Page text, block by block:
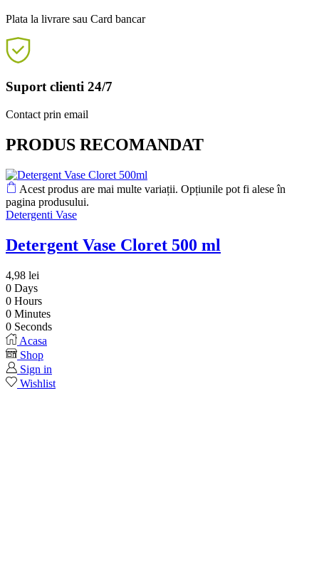
Plata la livrare sau Card bancar
Suport clienti 24/7
Contact prin email
PRODUS RECOMANDAT
Acest produs are mai multe variații. Opțiunile pot fi alese în
pagina produsului.
Detergenti Vase
Detergent Vase Cloret 500 ml
4,98 lei
0 Days
0 Hours
0 Minutes
0 Seconds
Acasa
Shop
Sign in
Wishlist